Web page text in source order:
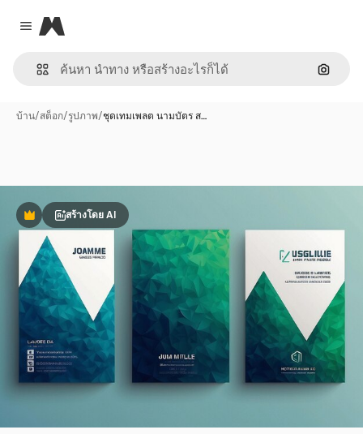
Close menu
Magnific
ค้นหา
บ้าน/สต็อก/รูปภาพ/ชุดเทมเพลต นามบัตร ส…
พรีเมี่ยม สร้างโดย AI